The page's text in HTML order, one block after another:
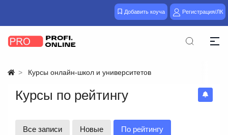
Добавить коуча Регистрация/ЛК
Курсы онлайн-школ и университетов
Курсы по рейтингу
Все записи Новые По рейтингу